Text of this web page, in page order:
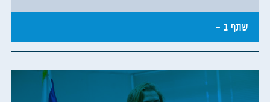
שתף ב -